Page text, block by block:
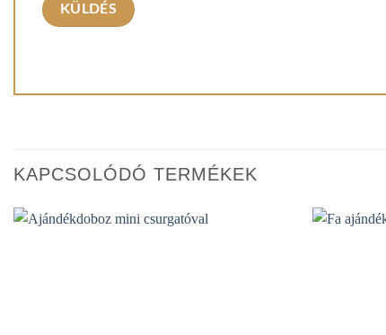
KAPCSOLÓDÓ TERMÉKEK